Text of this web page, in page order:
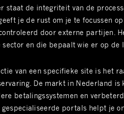
staat de integriteit van de
je de rust om je te focussen
door externe partijen.
sector en die bepaalt wie er op
van een specifieke site is het
De markt in Nederland
betalingssystemen en
portals helpt je